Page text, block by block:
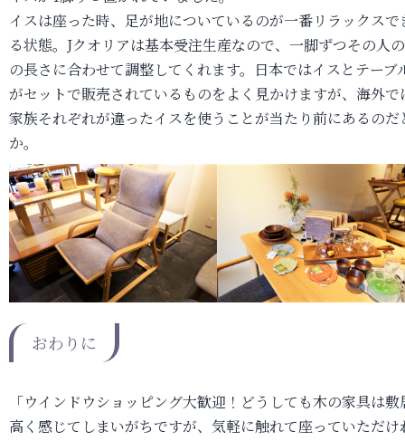
イスは座った時、足が地についているのが一番リラックスで
る状態。Jクオリアは基本受注生産なので、一脚ずつその人
の長さに合わせて調整してくれます。日本ではイスとテーブ
がセットで販売されているものをよく見かけますが、海外で
家族それぞれが違ったイスを使うことが当たり前にあるのだ
か。
おわりに
「ウインドウショッピング大歓迎！どうしても木の家具は敷
高く感じてしまいがちですが、気軽に触れて座っていただけ